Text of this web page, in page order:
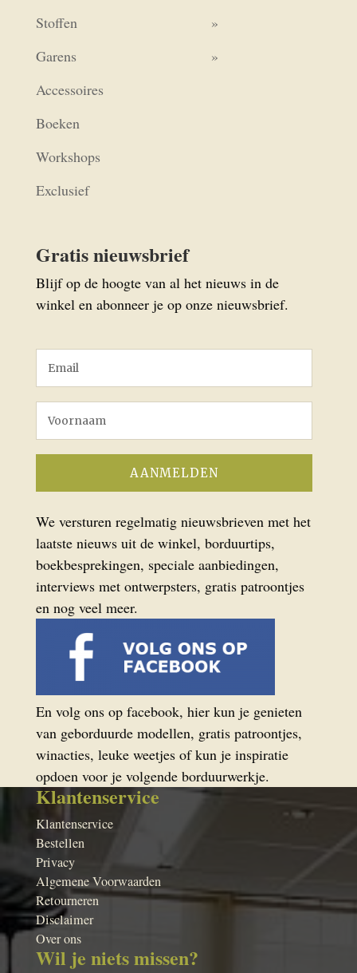
Stoffen
Garens
Accessoires
Boeken
Workshops
Exclusief
Gratis nieuwsbrief
Blijf op de hoogte van al het nieuws in de
winkel en abonneer je op onze nieuwsbrief.
We versturen regelmatig nieuwsbrieven met het
laatste nieuws uit de winkel, borduurtips,
boekbesprekingen, speciale aanbiedingen,
interviews met ontwerpsters, gratis patroontjes
en nog veel meer.
En volg ons op facebook, hier kun je genieten
van geborduurde modellen, gratis patroontjes,
winacties, leuke weetjes of kun je inspiratie
opdoen voor je volgende borduurwerkje.
Klantenservice
Klantenservice
Bestellen
Privacy
Algemene Voorwaarden
Retourneren
Disclaimer
Over ons
Wil je niets missen?